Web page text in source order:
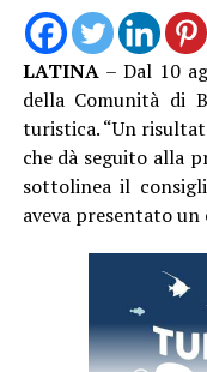
LATINA– Dal 10
della Comunità di
turistica. “Un
che dà seguito alla
sottolinea il
aveva presentato un